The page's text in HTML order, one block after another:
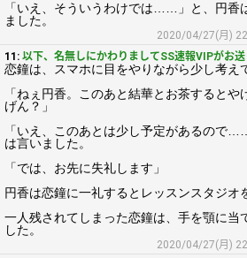
「いえ、そういうわけでは……」と、円香
ました。
2020/04/27(月)
11: 以下、名無しにかわりましてSS速報VIPがお
恋鐘は、スマホに目をやりながら少し考え
「ねぇ円香。このあと結華とお茶すると
げん？」
「いえ、このあとは少し予定があるので
は言いました。
「では、お先に失礼します」
円香は恋鐘に一礼するとレッスンスタジオ
一人残されてしまった恋鐘は、手を顎に当
した。
2020/04/27(月)